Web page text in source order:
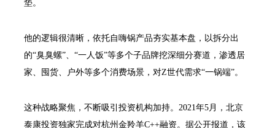
垫。
他的逻辑很清晰，依托自嗨锅产品夯实基本盘，以拆分出
的“臭臭螺”、“一人饭”等多个子品牌挖深细分赛道，渗透居
家、囤货、户外等多个消费场景，对Z世代需求“一锅端”。
这种战略聚焦，不断吸引投资机构加持。2021年5月，北京
泰康投资独家完成对杭州金羚羊C++融资。据公开报道，该